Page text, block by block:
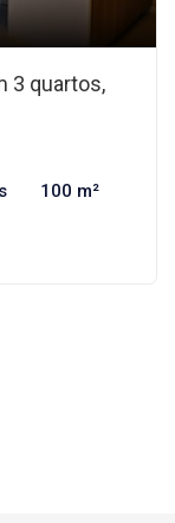
3 quartos,
100 m²